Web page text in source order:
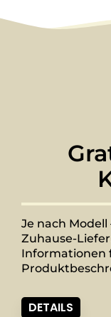
Je nach
Zuhause-
Informationen
DETAILS